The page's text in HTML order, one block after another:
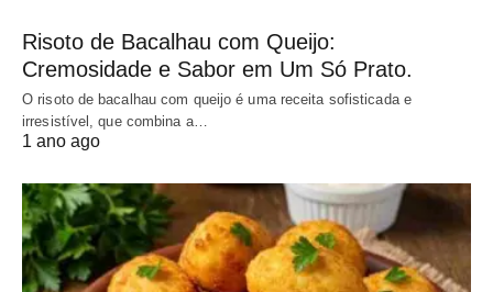
Risoto de Bacalhau com Queijo:
Cremosidade e Sabor em Um Só Prato.
O risoto de bacalhau com queijo é uma receita sofisticada e
irresistível, que combina a…
1 ano ago